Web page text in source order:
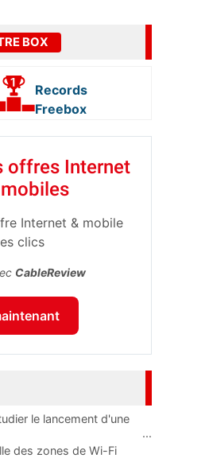
BOX
Records
Freebox
offres Internet
Internet & mobile
clics
CableReview
le lancement d'une
...
des zones de Wi-Fi